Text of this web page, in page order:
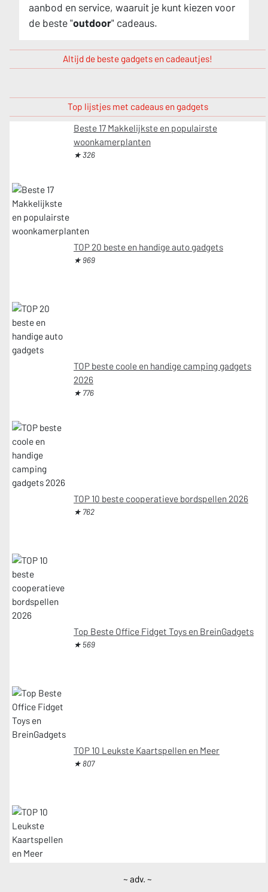
aanbod en service, waaruit je kunt kiezen voor
de beste "outdoor" cadeaus.
Altijd de beste gadgets en cadeautjes!
Top lijstjes met cadeaus en gadgets
Beste 17 Makkelijkste en populairste
woonkamerplanten
★ 326
TOP 20 beste en handige auto gadgets
★ 969
TOP beste coole en handige camping gadgets
2026
★ 776
TOP 10 beste cooperatieve bordspellen 2026
★ 762
Top Beste Office Fidget Toys en BreinGadgets
★ 569
TOP 10 Leukste Kaartspellen en Meer
★ 807
~ adv. ~